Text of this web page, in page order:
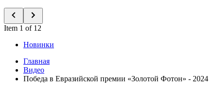
Item 1 of 12
Новинки
Главная
Видео
Победа в Евразийской премии «Золотой Фотон» - 2024